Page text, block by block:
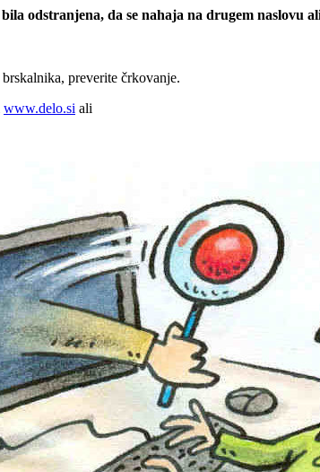
odstranjena, da se nahaja na drugem naslovu
preverite črkovanje.
www.delo.si ali